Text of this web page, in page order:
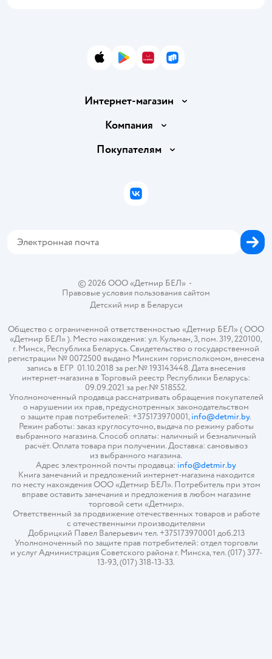
App StoreGoogle Play
AppGallery
RuStore
Интернет-магазин
Доставка и оплата
Правила продажи
Политика использования файлов cookie
Компания
Вакансии
Покупателям
Бонусные карты
© 2026 ООО «Детмир БЕЛ»•
Правовые условия пользования сайтом
Детский мир в Беларуси
Общество с ограниченной ответственностью «Детмир БЕЛ» ( ООО
«Детмир БЕЛ» ). Место нахождения: ул. Кульман, 3, пом. 319, 220100,
г. Минск, Республика Беларусь. Свидетельство о государственной
регистрации № 0072500 выдано Минским горисполкомом, внесена
запись в ЕГР 01.10.2018 за рег.№ 193143448. Дата внесения
интернет-магазина в Торговый реестр Республики Беларусь:
09.09.2021 за рег.№ 518552.
Уполномоченный продавца рассматривать обращения покупателей
о нарушении их прав, предусмотренных законодательством
о защите прав потребителей: +375173970001,info@detmir.by.
Режим работы: заказ круглосуточно, выдача по режиму работы
выбранного магазина. Способ оплаты: наличный и безналичный
расчёт. Оплата товара при получении. Доставка: самовывоз
из выбранного магазина.
Адрес электронной почты продавца: info@detmir.by
Книга замечаний и предложений интернет-магазина находится
по месту нахождения ООО «Детмир БЕЛ». Потребитель при этом
вправе оставить замечания и предложения в любом магазине
торговой сети «Детмир».
Ответственный за продвижение отечественных товаров и работе
с отечественными производителями
Добрицкий Павел Валерьевич тел. +375173970001 доб.213
Уполномоченный по защите прав потребителей: отдел торговли
и услуг Администрация Советского района г. Минска, тел. (017) 377-
13-93, (017) 318-13-33.
ВКонтакте